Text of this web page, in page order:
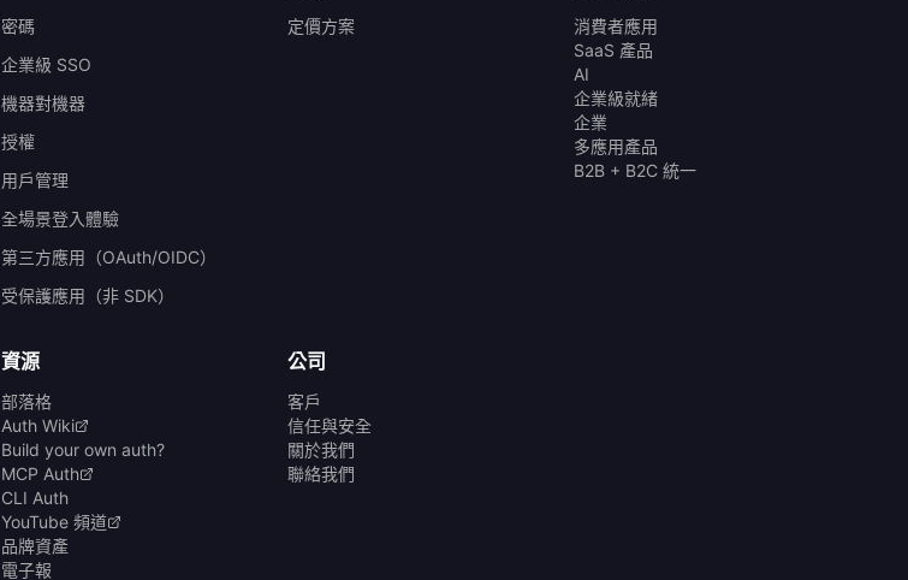
密碼
企業級 SSO
機器對機器
授權
用戶管理
全場景登入體驗
第三方應用（OAuth/OIDC）
受保護應用（非 SDK）
定價方案
消費者應用
SaaS 產品
AI
企業級就緒
企業
多應用產品
B2B + B2C 統一
資源
部落格
Auth Wiki
Build your own auth?
MCP Auth
CLI Auth
YouTube 頻道
品牌資產
電子報
公司
客戶
信任與安全
關於我們
聯絡我們